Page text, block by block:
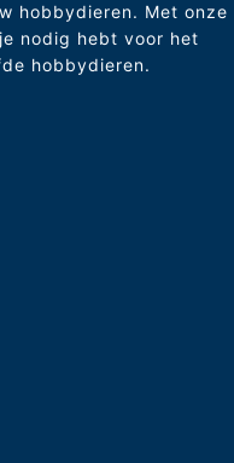
hobbydieren. Met onze
nodig hebt voor het
hobbydieren.